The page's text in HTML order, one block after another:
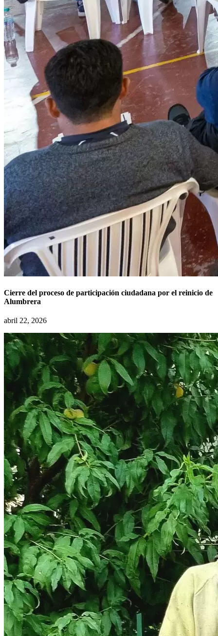
Cierre del proceso de participación ciudadana por el reinicio de
Alumbrera
abril 22, 2026